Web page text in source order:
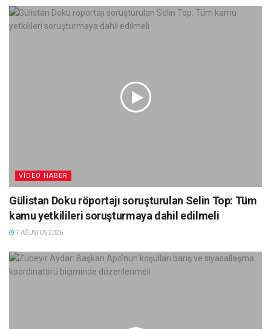
VIDEO HABER
Gülistan Doku röportajı soruşturulan Selin Top: Tüm
kamu yetkilileri soruşturmaya dahil edilmeli
7 AĞUSTOS 2026